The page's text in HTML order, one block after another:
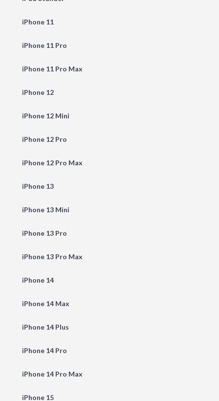
iPhone 11
iPhone 11 Pro
iPhone 11 Pro Max
iPhone 12
iPhone 12 Mini
iPhone 12 Pro
iPhone 12 Pro Max
iPhone 13
iPhone 13 Mini
iPhone 13 Pro
iPhone 13 Pro Max
iPhone 14
iPhone 14 Max
iPhone 14 Plus
iPhone 14 Pro
iPhone 14 Pro Max
iPhone 15